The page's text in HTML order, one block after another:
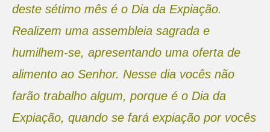
deste sétimo mês é o Dia da Expiação.
Realizem uma assembleia sagrada e
humilhem-se, apresentando uma oferta de
alimento ao Senhor. Nesse dia vocês não
farão trabalho algum, porque é o Dia da
Expiação, quando se fará expiação por vocês